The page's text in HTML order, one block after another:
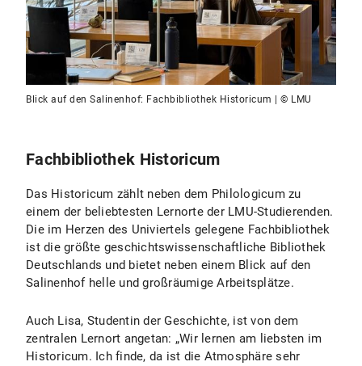
Blick auf den Salinenhof: Fachbibliothek Historicum | © LMU
Fachbibliothek Historicum
Das Historicum zählt neben dem Philologicum zu
einem der beliebtesten Lernorte der LMU-Studierenden.
Die im Herzen des Univiertels gelegene Fachbibliothek
ist die größte geschichtswissenschaftliche Bibliothek
Deutschlands und bietet neben einem Blick auf den
Salinenhof helle und großräumige Arbeitsplätze.
Auch Lisa, Studentin der Geschichte, ist von dem
zentralen Lernort angetan: „Wir lernen am liebsten im
Historicum. Ich finde, da ist die Atmosphäre sehr